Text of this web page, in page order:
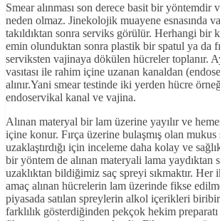
Smear alınması son derece basit bir yöntemdir
neden olmaz. Jinekolojik muayene esnasında
takıldıktan sonra serviks görülür. Herhangi bir
emin olunduktan sonra plastik bir spatul ya da
serviksten vajinaya dökülen hücreler toplanır.
vasıtası ile rahim içine uzanan kanaldan
alınır.Yani smear testinde iki yerden hücre
endoservikal kanal ve vajina.
Alınan materyal bir lam üzerine yayılır ve
içine konur. Fırça üzerine bulaşmış olan mukus
uzaklaştırdığı için inceleme daha kolay ve
bir yöntem de alınan materyali lama yaydıktan
uzaklıktan bildiğimiz saç spreyi sıkmaktır. Her
amaç alınan hücrelerin lam üzerinde fikse
piyasada satılan spreylerin alkol içerikleri
farklılık gösterdiğinden pekçok hekim